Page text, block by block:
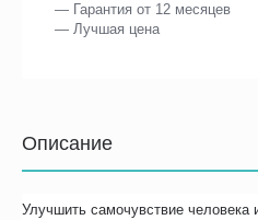
— Гарантия от 12 месяцев
— Лучшая цена
Описание
Улучшить самочувствие человека